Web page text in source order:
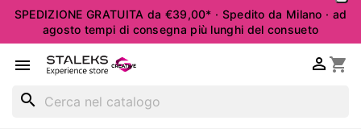
SPEDIZIONE GRATUITA da €39,00* · Spedito da Milano · ad
agosto tempi di consegna più lunghi del consueto
 shopping_cart

search